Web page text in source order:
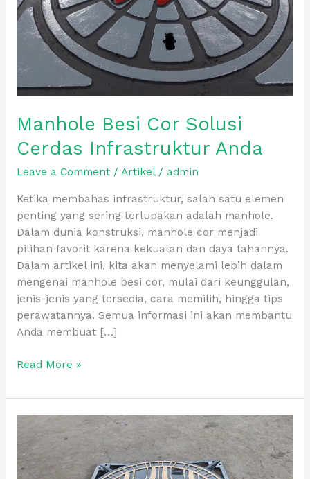
Manhole Besi Cor Solusi
Cerdas Infrastruktur Anda
Leave a Comment / Artikel/ admin
Ketika membahas infrastruktur, salah satu elemen
penting yang sering terlupakan adalah manhole.
Dalam dunia konstruksi, manhole cor menjadi
pilihan favorit karena kekuatan dan daya tahannya.
Dalam artikel ini, kita akan menyelami lebih dalam
mengenai manhole besi cor, mulai dari keunggulan,
jenis-jenis yang tersedia, cara memilih, hingga tips
perawatannya. Semua informasi ini akan membantu
Anda membuat […]
Read More »
Manhole
Besi
Cor
Pilihan